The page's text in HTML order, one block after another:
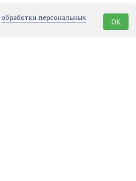
обработки персональных
OK